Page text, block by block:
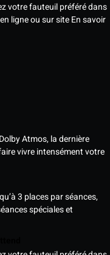
votre fauteuil préféré dans
ligne ou sur siteEn savoir
Atmos, la dernière
vivre intensément votre
3 places par séances,
spéciales et